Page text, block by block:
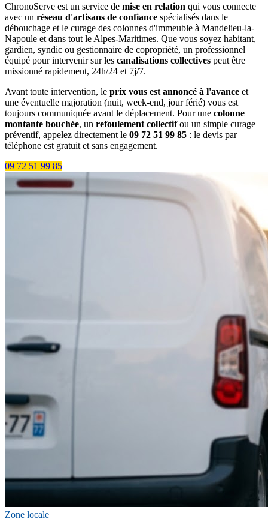
ChronoServe est un service de mise en relation qui vous connecte
avec un réseau d'artisans de confiance spécialisés dans le
débouchage et le curage des colonnes d'immeuble à Mandelieu-la-
Napoule et dans tout le Alpes-Maritimes. Que vous soyez habitant,
gardien, syndic ou gestionnaire de copropriété, un professionnel
équipé pour intervenir sur les canalisations collectives peut être
missionné rapidement, 24h/24 et 7j/7.
Avant toute intervention, le prix vous est annoncé à l'avance et
une éventuelle majoration (nuit, week-end, jour férié) vous est
toujours communiquée avant le déplacement. Pour une colonne
montante bouchée, un refoulement collectifou un simple curage
préventif, appelez directement le 09 72 51 99 85 : le devis par
téléphone est gratuit et sans engagement.
09 72 51 99 85
Zone locale